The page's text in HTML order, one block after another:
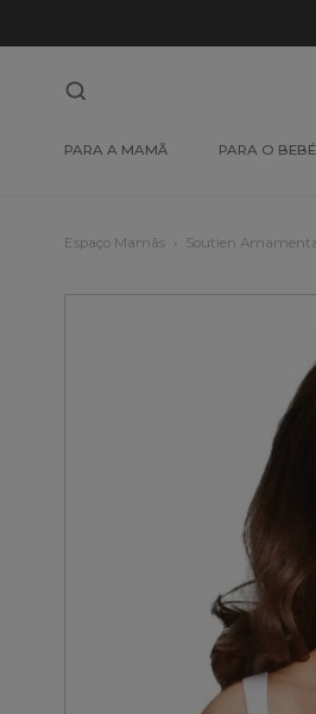
PARA A MAMÃ PARA O BEBÉ
Espaço Mamãs Soutien